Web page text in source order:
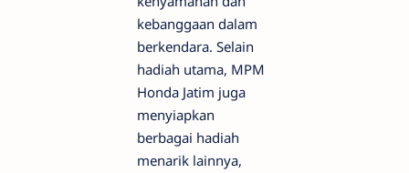
kebanggaan dalam
berkendara. Selain
hadiah utama, MPM
Honda Jatim juga
menyiapkan
berbagai hadiah
menarik lainnya,